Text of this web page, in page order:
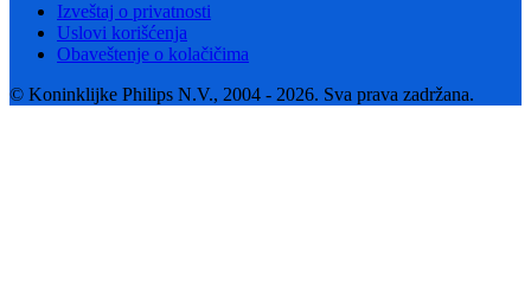
Izveštaj o privatnosti
Uslovi korišćenja
Obaveštenje o kolačičima
© Koninklijke Philips N.V., 2004 - 2026. Sva prava zadržana.